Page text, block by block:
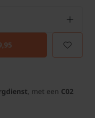
, met een C02